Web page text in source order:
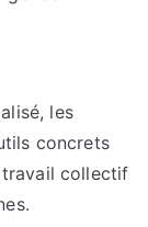
les
concrets
collectif